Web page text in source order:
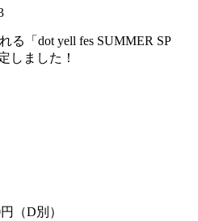
る「dot yell fes SUMMER SP
しました！
（D別）